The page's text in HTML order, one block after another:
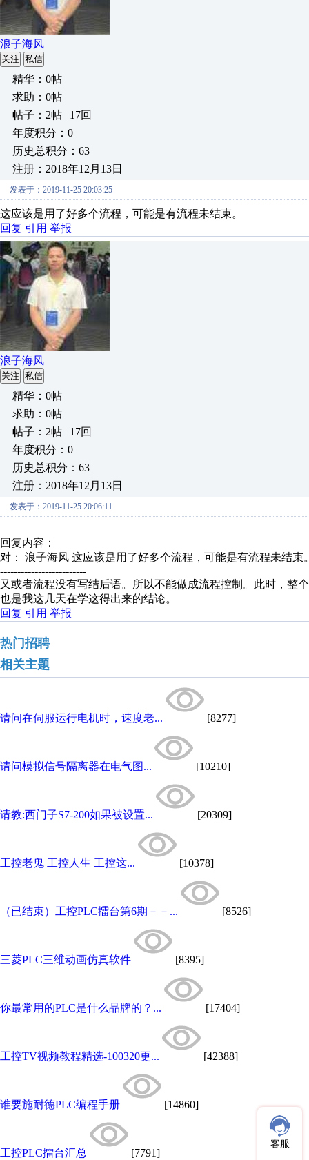
浪子海风
关注 私信
精华：0帖
求助：0帖
帖子：2帖 | 17回
年度积分：0
历史总积分：63
注册：2018年12月13日
发表于：2019-11-25 20:03:25
这应该是用了好多个流程，可能是有流程未结束。
回复 引用 举报
浪子海风
关注 私信
精华：0帖
求助：0帖
帖子：2帖 | 17回
年度积分：0
历史总积分：63
注册：2018年12月13日
发表于：2019-11-25 20:06:11
回复内容：
对： 浪子海风 这应该是用了好多个流程，可能是有流程未结束
-------------------------
又或者流程没有写结后语。所以不能做成流程控制。此时，整
也是我这几天在学这得出来的结论。
回复 引用 举报
热门招聘
相关主题
请问在伺服运行电机时，速度老... [8277]
请问模拟信号隔离器在电气图... [10210]
请教:西门子S7-200如果被设置... [20309]
工控老鬼 工控人生 工控这... [10378]
（已结束）工控PLC擂台第6期－－... [8526]
三菱PLC三维动画仿真软件 [8395]
你最常用的PLC是什么品牌的？... [17404]
工控TV视频教程精选-100320更... [42388]
谁要施耐德PLC编程手册 [14860]
工控PLC擂台汇总 [7791]
客服